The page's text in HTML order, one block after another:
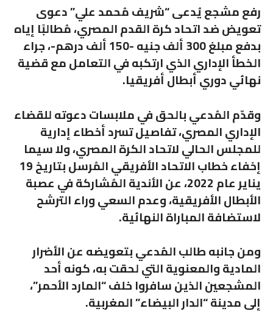
رفع مشجع يُدعى “شريف مُحمد علي” دعوى
تعويض ضد اتحاد كرة القدم المصري، مُطالبًا إياه
بدفع مبلغ 300 ألف جنيه -150 ألف درهم-، جراء
الخطأ الإداري الذي ارتكبه في التعامل مع قضية
نهائي دوري أبطال أفريقيا.
وقدّم المُدعي بالحق في ملابسات دعوته للقضاء
الإداري المصري، تفاصيل تسرد أخطاء إدارية
للمجلس الحالي لاتحاد الكرة المصري، ولا سيما
إخفاء خطاب الاتحاد الأفريقي المُرسل بتاريخ 19
يناير عام 2022، عن الأندية المُشاركة في عصبة
الأبطال الأفريقية، وعدم السعي وراء الترشح
لاستضافة المباراة النهائية.
ومن جانبه طالب المُدعي بتعويضه عن الأضرار
المادية والمعنوية التي لحقت به، كونه أحد
المشجعين الذين سافروا خلف “المارد الأحمر”،
إلى مدينة “الدار البيضاء” المغربية.